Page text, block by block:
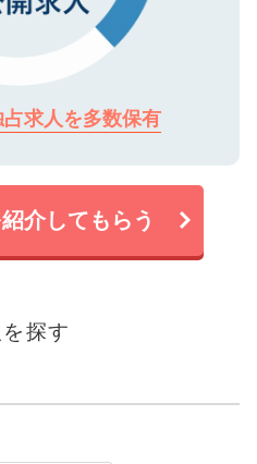
求人を多数保有
介してもらう
探す